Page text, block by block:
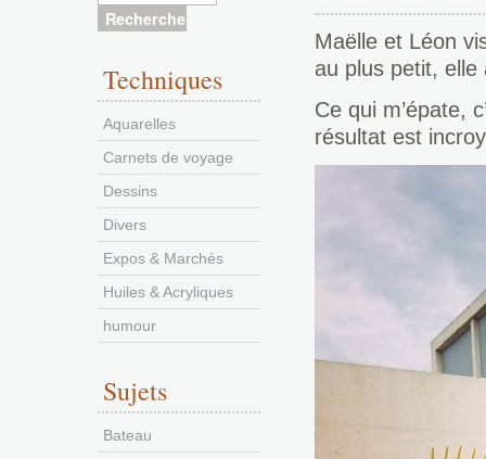
Maëlle et Léon
au plus petit, elle
Ce qui m’épate,
résultat est
Techniques
Aquarelles
Carnets de voyage
Dessins
Divers
Expos & Marchés
Huiles & Acryliques
humour
Sujets
Bateau